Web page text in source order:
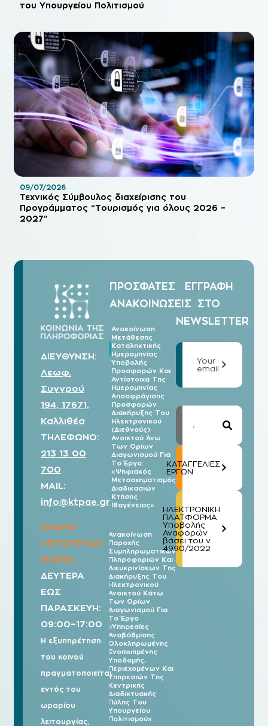
του Υπουργείου Πολιτισμού
Τεχνικός Σύμβουλος διαχείρισης του
Προγράμματος “Τουρισμός για όλους 2026 –
2027”
09/07/2026
ΔΙΕΥΘΥΝΣΗ:
Λεωφ.
Συγγρού
194, 17671,
Καλλιθέα
ΤΗΛΕΦΩΝΟ:
213 13 00
700
MAIL:
info@ktpae.gr
ΩΡΑΡΙΟ
ΛΕΙΤΟΥΡΓΙΑΣ
ΦΟΡΕΑ
ΔΕΥΤΕΡΑ
ΕΩΣ
ΠΑΡΑΣΚΕΥΗ:
09:00–17:00
Η εξυπηρέτηση
του κοινού
πραγματοποιείται
εντός του
ωραρίου
λειτουργίας,
ΠΡΟΣΦΑΤΕΣ
ΑΝΑΚΟΙΝΩΣΕΙΣ
Ανακοίνωση
Μετάθεσης
Καταληκτικής
Ημερομηνίας
Υποβολής
Προσφορών Και
Αντίστοιχα Της
Ημερομηνίας
Αποσφράγισης
Προσφορών
Διακήρυξης Του
Ηλεκτρονικού
(Διεθνούς)
Ανοικτού Άνω
Των Ορίων
Διαγωνισμού Για
Το Έργο:
«Ψηφιακός
Μετασχηματισμός
Διαδικασιών
Κτήσης
Ιθαγένειας»
07/08
Ανακοίνωση
Παροχής
Συμπληρωματικών
Πληροφοριών Και
Διευκρινίσεων Της
Διακήρυξης Του
Ηλεκτρονικού
Ανοικτού Κάτω
Των Ορίων
Διαγωνισμού Για
Το Έργο
«Υπηρεσίες
Αναβάθμισης
Ολοκληρωμένης
Ενοποιημένης
Υποδομής,
Περιεχομένων Και
Υπηρεσιών Της
Κεντρικής
Διαδικτυακής
Πύλης Του
Υπουργείου
Πολιτισμού»
07/08
ΕΓΓΡΑΦΗ
ΣΤΟ
NEWSLETTER
Your
email
ΚΑΤΑΓΓΕΛΙΕΣ
ΕΡΓΩΝ
ΗΛΕΚΤΡΟΝΙΚΗ
ΠΛΑΤΦΟΡΜΑ
Υποβολής
Αναφορών
βάσει του ν.
4990/2022